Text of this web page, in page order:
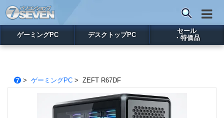
ゲーミングPC デスクトップPC
セール
・特価品
> ゲーミングPC> ZEFT R67DF